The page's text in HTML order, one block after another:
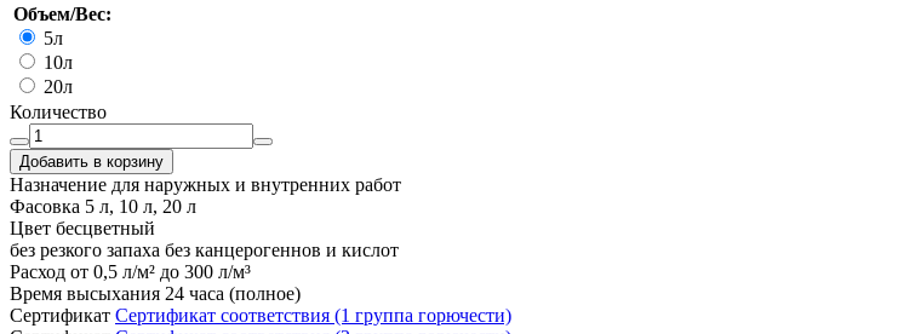
Объем/Вес:
5л
10л
20л
Количество
Добавить в корзину
Назначение для наружных и внутренних работ
Фасовка 5 л, 10 л, 20 л
Цвет бесцветный
без резкого запаха без канцерогеннов и кислот
Расход от 0,5 л/м² до 300 л/м³
Время высыхания 24 часа (полное)
Сертификат Cертификат соответствия (1 группа горючести)